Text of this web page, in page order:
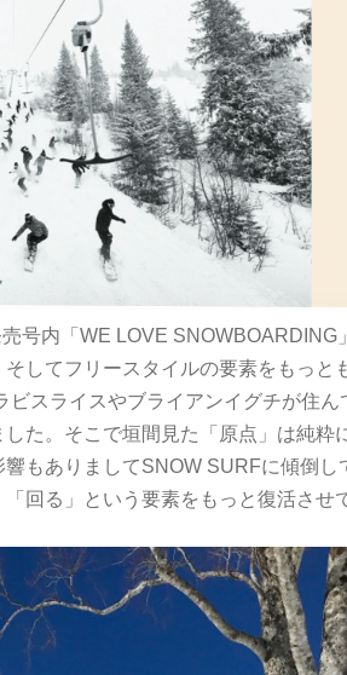
号内「WE LOVE SNOWBOARDING
してフリースタイルの要素をもっと
ビスライスやブライアンイグチが住
た。そこで垣間見た「原点」は純粋
響もありましてSNOW SURFに傾倒
「回る」という要素をもっと復活さ